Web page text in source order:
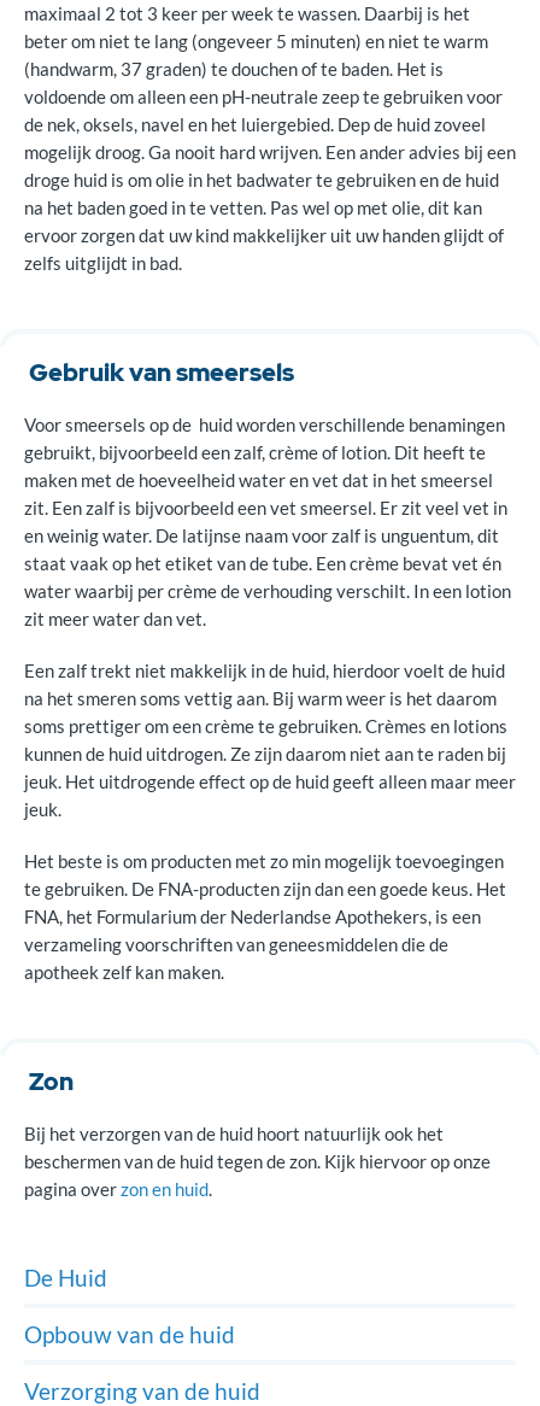
maximaal 2 tot 3 keer per week te wassen. Daarbij is het
beter om niet te lang (ongeveer 5 minuten) en niet te warm
(handwarm, 37 graden) te douchen of te baden. Het is
voldoende om alleen een pH-neutrale zeep te gebruiken voor
de nek, oksels, navel en het luiergebied. Dep de huid zoveel
mogelijk droog. Ga nooit hard wrijven. Een ander advies bij een
droge huid is om olie in het badwater te gebruiken en de huid
na het baden goed in te vetten. Pas wel op met olie, dit kan
ervoor zorgen dat uw kind makkelijker uit uw handen glijdt of
zelfs uitglijdt in bad.
Gebruik van smeersels
Voor smeersels op de huid worden verschillende benamingen
gebruikt, bijvoorbeeld een zalf, crème of lotion. Dit heeft te
maken met de hoeveelheid water en vet dat in het smeersel
zit. Een zalf is bijvoorbeeld een vet smeersel. Er zit veel vet in
en weinig water. De latijnse naam voor zalf is unguentum, dit
staat vaak op het etiket van de tube. Een crème bevat vet én
water waarbij per crème de verhouding verschilt. In een lotion
zit meer water dan vet.
Een zalf trekt niet makkelijk in de huid, hierdoor voelt de huid
na het smeren soms vettig aan. Bij warm weer is het daarom
soms prettiger om een crème te gebruiken. Crèmes en lotions
kunnen de huid uitdrogen. Ze zijn daarom niet aan te raden bij
jeuk. Het uitdrogende effect op de huid geeft alleen maar meer
jeuk.
Het beste is om producten met zo min mogelijk toevoegingen
te gebruiken. De FNA-producten zijn dan een goede keus. Het
FNA, het Formularium der Nederlandse Apothekers, is een
verzameling voorschriften van geneesmiddelen die de
apotheek zelf kan maken.
Zon
Bij het verzorgen van de huid hoort natuurlijk ook het
beschermen van de huid tegen de zon. Kijk hiervoor op onze
pagina overzon en huid.
De Huid
Opbouw van de huid
Verzorging van de huid